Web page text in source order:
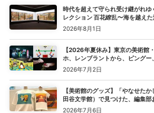
時代を超えて守られ受け継がれ
レクション 百花繚乱〜海
2026年8月1日
【2026年夏休み】東京の美術館
ホ、レンブラントから、ピング
2026年7月2日
【美術館のグッズ】「やなせた
田谷文学館）で見つけた、編集
2026年7月6日